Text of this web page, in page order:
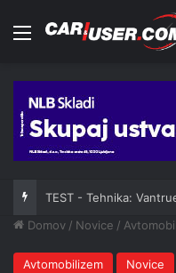
Meni
TEST - Tehnika:
Domov / Novice /
Avtomobilizem Novice